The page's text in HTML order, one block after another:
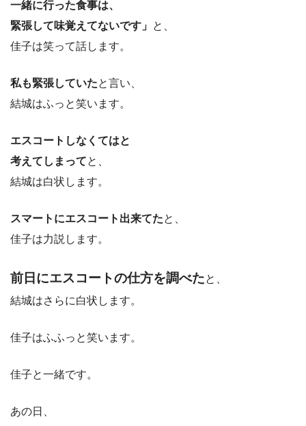
一緒に行った食事は、
緊張して味覚えてないです」 と、
佳子は笑って話します。
私も緊張していたと言い、
結城はふっと笑います。
エスコートしなくてはと
考えてしまってと、
結城は白状します。
スマートにエスコート出来てたと、
佳子は力説します。
前日にエスコートの仕方を調べたと、
結城はさらに白状します。
佳子はふふっと笑います。
佳子と一緒です。
あの日、